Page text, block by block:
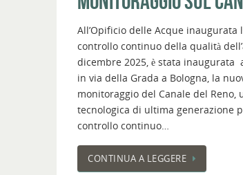
All’Opificio delle Acque inaugurata
controllo continuo della qualità
dicembre 2025, è stata inaugurata
in via della Grada a Bologna, la
monitoraggio del Canale del Reno,
tecnologica di ultima generazione
controllo continuo…
CONTINUA A LEGGERE